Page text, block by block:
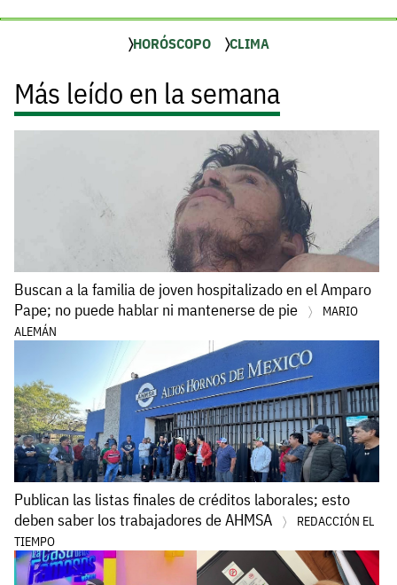
HORÓSCOPO CLIMA
Más leído en la semana
Buscan a la familia de joven hospitalizado en el Amparo
Pape; no puede hablar ni mantenerse de pie
MARIO
ALEMÁN
Publican las listas finales de créditos laborales; esto
deben saber los trabajadores de AHMSA
REDACCIÓN EL
TIEMPO